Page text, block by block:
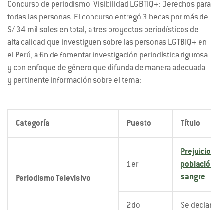
Concurso de periodismo: Visibilidad LGBTIQ+: Derechos para
todas las personas. El concurso entregó 3 becas por más de
S/ 34 mil soles en total, a tres proyectos periodísticos de
alta calidad que investiguen sobre las personas LGTBIQ+ en
el Perú, a fin de fomentar investigación periodística rigurosa
y con enfoque de género que difunda de manera adecuada
y pertinente información sobre el tema:
Categoría Puesto Título
Periodismo Televisivo
1er
Prejuicios
población
sangre
2do Se